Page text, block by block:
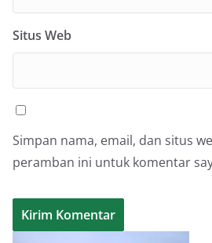
Situs Web
Simpan nama, email, dan situs
peramban ini untuk komentar